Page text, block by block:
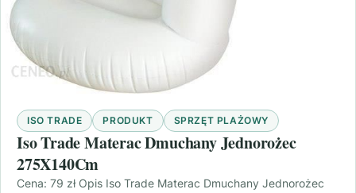
ISO TRADE PRODUKT SPRZĘT PLAŻOWY
Iso Trade Materac Dmuchany Jednorożec
275X140Cm
Cena: 79 zł Opis Iso Trade Materac Dmuchany Jednorożec